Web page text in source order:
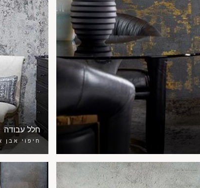
חלל עבודה
חיפוי אבן